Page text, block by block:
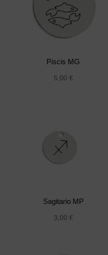
Piscis MG
5,00 €
Sagitario MP
3,00 €